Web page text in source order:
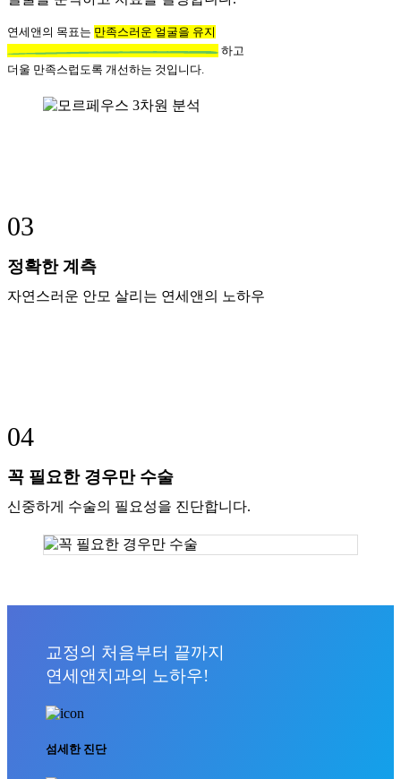
연세앤의 목표는 만족스러운 얼굴을 유지
하고
더울 만족스럽도록 개선하는 것입니다.
03
정확한 계측
자연스러운 안모 살리는 연세앤의 노하우
04
꼭 필요한 경우만 수술
신중하게 수술의 필요성을 진단합니다.
교정의 처음부터 끝까지
연세앤치과의 노하우!
섬세한 진단